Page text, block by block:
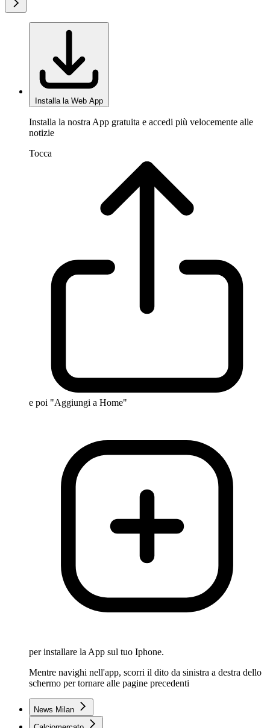
Installa la Web App
Installa la nostra App gratuita e accedi più velocemente alle
notizie
Tocca
e poi "Aggiungi a Home"
per installare la App sul tuo Iphone.
Mentre navighi nell'app, scorri il dito da sinistra a destra dello
schermo per tornare alle pagine precedenti
News Milan